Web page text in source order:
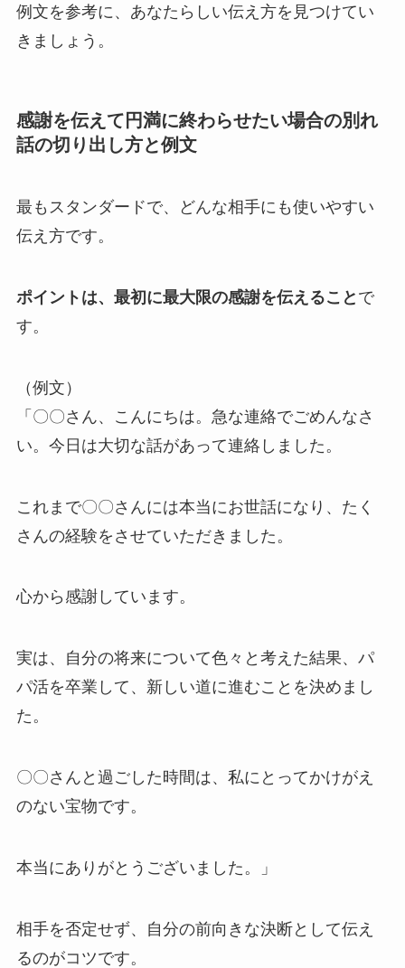
例文を参考に、あなたらしい伝え方を見つけてい
きましょう。
感謝を伝えて円満に終わらせたい場合の別れ
話の切り出し方と例文
最もスタンダードで、どんな相手にも使いやすい
伝え方です。
ポイントは、最初に最大限の感謝を伝えること で
す。
（例文）
「〇〇さん、こんにちは。急な連絡でごめんなさ
い。今日は大切な話があって連絡しました。
これまで〇〇さんには本当にお世話になり、たく
さんの経験をさせていただきました。
心から感謝しています。
実は、自分の将来について色々と考えた結果、パ
パ活を卒業して、新しい道に進むことを決めまし
た。
〇〇さんと過ごした時間は、私にとってかけがえ
のない宝物です。
本当にありがとうございました。」
相手を否定せず、自分の前向きな決断として伝え
るのがコツです。